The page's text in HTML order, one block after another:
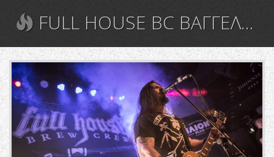
FULL HOUSE BC ΒΑΓΓΕΛΗΣ ΚΑΡΖΗΣ LIVE IN STUDIO
FHBC-
1.jpg